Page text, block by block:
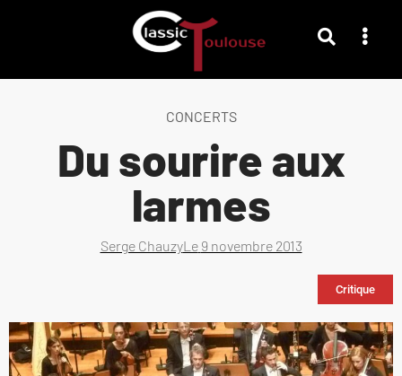
CONCERTS
Du sourire aux
larmes
Serge ChauzyLe 9 novembre 2013
Critique